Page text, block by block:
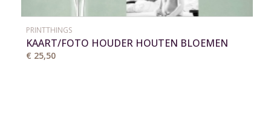
PRINTTHINGS
KAART/FOTO HOUDER HOUTEN BLOEMEN
VAAS
€ 25,50